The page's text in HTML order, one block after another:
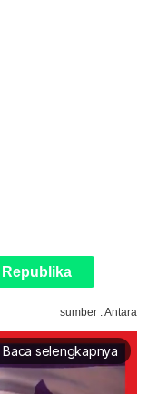
sumber : Antara
Baca selengkapnya